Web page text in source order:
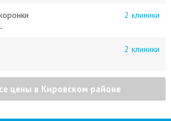
2 клиники
2 клиники
цены в Кировском районе